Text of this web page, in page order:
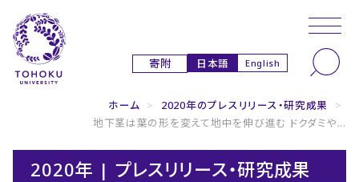
寄附 日本語 English
ホーム > 2020年のプレスリリース・研究成果
>
地下茎は葉の形を変えて地中を伸び進む ドクダミや...
2020年 | プレスリリース・研究成果